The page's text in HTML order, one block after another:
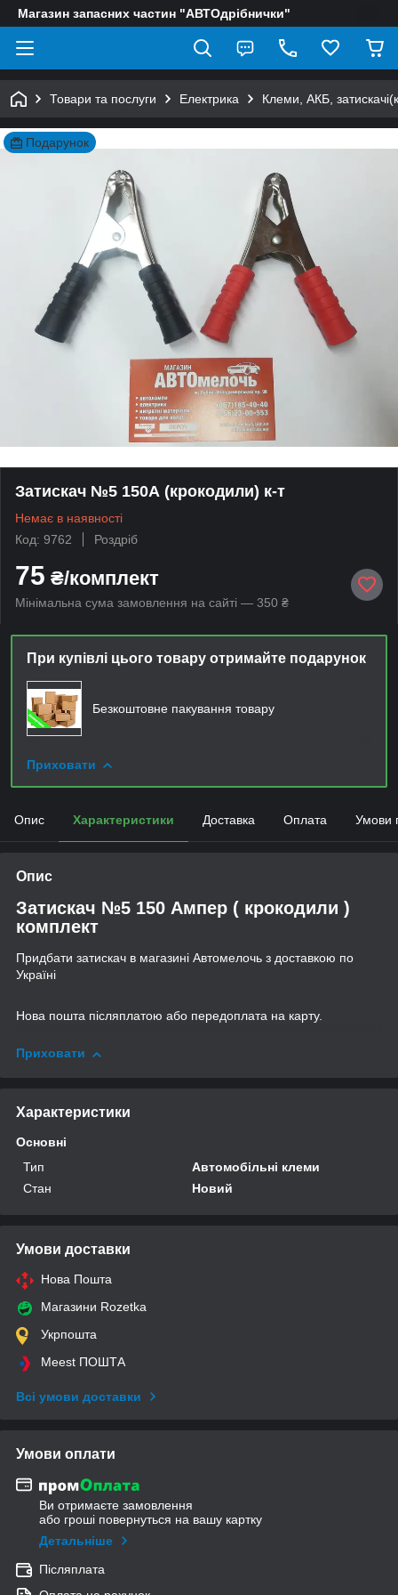
Магазин запасних частин "АВТОдрібнички"
Товари та послуги Електрика Клеми, АКБ,
Подарунок
Затискач №5 150А (крокодили) к-т
Немає в наявності
Код: 9762
Роздріб
75 ₴/комплект
Мінімальна сума замовлення на сайті — 350 ₴
При купівлі цього товару отримайте подарунок
Безкоштовне пакування товару
Приховати
Опис Характеристики Доставка Оплата Умови
Опис
Затискач №5 150 Ампер ( крокодили )
комплект
Придбати затискач в магазині Автомелочь з доставкою по
Україні
Нова пошта післяплатою або передоплата на карту.
Приховати
Характеристики
Основні
Тип
Автомобільні клеми
Стан
Новий
Умови доставки
Нова Пошта
Магазини Rozetka
Укрпошта
Meest ПОШТА
Всі умови доставки
Умови оплати
Ви отримаєте замовлення
або гроші повернуться на вашу картку
Детальніше
Післяплата